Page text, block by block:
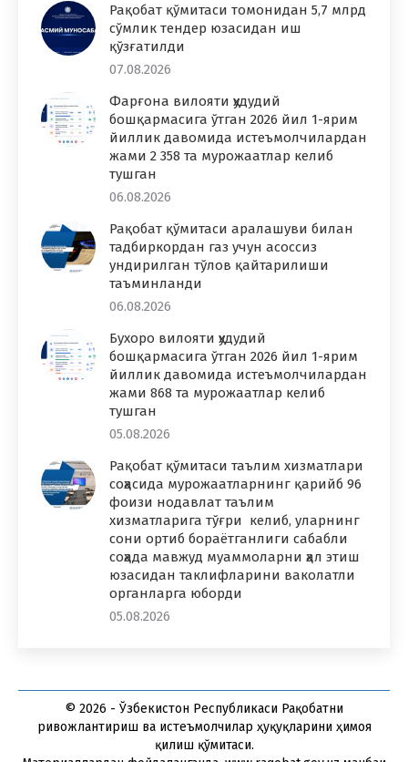
Рақобат қўмитаси томонидан 5,7 млрд
сўмлик тендер юзасидан иш
қўзғатилди
07.08.2026
Фарғона вилояти ҳудудий
бошқармасига ўтган 2026 йил 1-ярим
йиллик давомида истеъмолчилардан
жами 2 358 та мурожаатлар келиб
тушган
06.08.2026
Рақобат қўмитаси аралашуви билан
тадбиркордан газ учун асоссиз
ундирилган тўлов қайтарилиши
таъминланди
06.08.2026
Бухоро вилояти ҳудудий
бошқармасига ўтган 2026 йил 1-ярим
йиллик давомида истеъмолчилардан
жами 868 та мурожаатлар келиб
тушган
05.08.2026
Рақобат қўмитаси таълим хизматлари
соҳасида мурожаатларнинг қарийб 96
фоизи нодавлат таълим
хизматларига тўғри келиб, уларнинг
сони ортиб бораётганлиги сабабли
соҳада мавжуд муаммоларни ҳал этиш
юзасидан таклифларини ваколатли
органларга юборди
05.08.2026
© 2026 - Ўзбекистон Республикаси Рақобатни
ривожлантириш ва истеъмолчилар ҳуқуқларини ҳимоя
қилиш қўмитаси.